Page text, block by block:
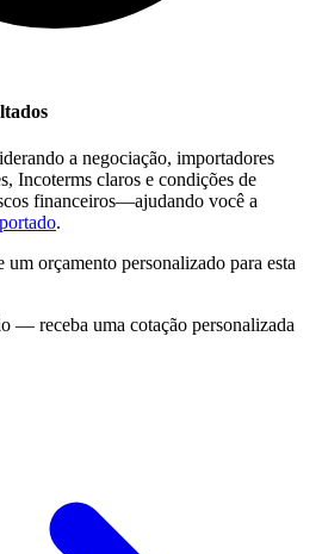
a negociação, importadores
Incoterms claros e condições de
financeiros—ajudando você a
.
orçamento personalizado para esta
— receba uma cotação personalizada